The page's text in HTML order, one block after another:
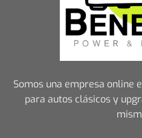
Somos una empresa online
para autos clásicos y